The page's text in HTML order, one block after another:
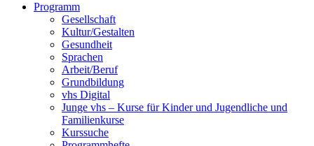
Programm
Gesellschaft
Kultur/Gestalten
Gesundheit
Sprachen
Arbeit/Beruf
Grundbildung
vhs Digital
Junge vhs – Kurse für Kinder und Jugendliche und
Familienkurse
Kurssuche